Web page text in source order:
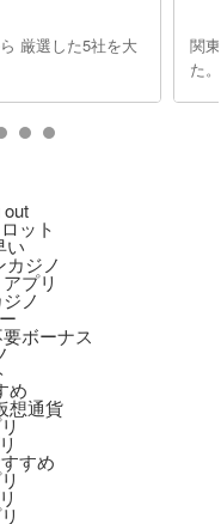
厳選した5社を大
関
た。
ット
い
ジノ
プリ
ノ
ボーナス
め
想通貨
すめ